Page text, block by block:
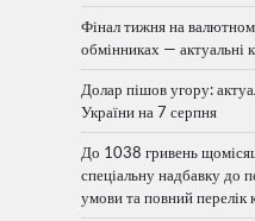
Фінал тижня на
обмінниках — актуальні
Долар пішов угору:
України на 7 серпня
До 1038 гривень
спеціальну надбавку до
умови та повний перелік